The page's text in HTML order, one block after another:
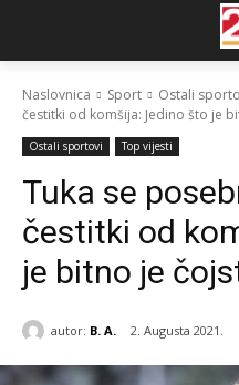
Naslovnica Sport Ostali
čestitki od komšija: Jedino što je
Ostali sportovi Top vijesti
Tuka se
čestitki od
je bitno je
autor: B. A. 2. Augusta 2021.